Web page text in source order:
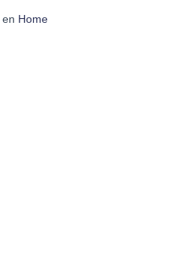
en Home